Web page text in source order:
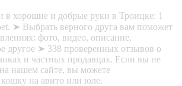
в хорошие и добрые руки в Троицке: 1
➤ Выбрать верного друга вам поможет
фото, видео, описание,
другое ➤ 338 проверенных отзывов о
и частных продавцах. Если вы не
нашем сайте, вы можете
на авито или юле.